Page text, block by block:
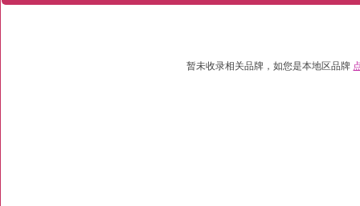
暂未收录相关品牌，如您是本地区品牌